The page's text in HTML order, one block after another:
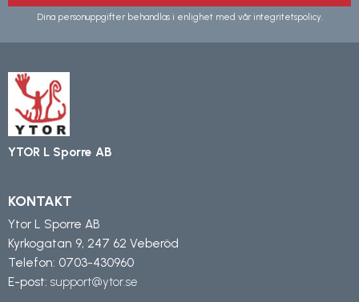
Dina personuppgifter behandlas i enlighet med vår integritetspolicy.
YTOR L Sporre AB
KONTAKT
Ytor L Sporre AB
Kyrkogatan 9, 247 62 Veberöd
Telefon: 0703-430960
E-post: support@ytor.se